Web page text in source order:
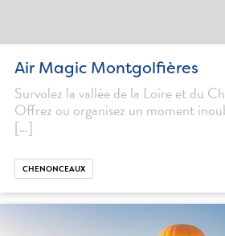
Air Magic Montgolfières
Survolez la vallée de la Loire et du
Offrez ou organisez un moment
[…]
CHENONCEAUX